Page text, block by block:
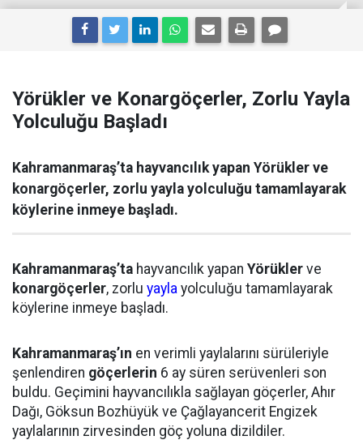
Yörükler ve Konargöçerler, Zorlu Yayla
Yolculuğu Başladı
Kahramanmaraş’ta hayvancılık yapan Yörükler ve
konargöçerler, zorlu yayla yolculuğu tamamlayarak
köylerine inmeye başladı.
Kahramanmaraş’ta hayvancılık yapan Yörükler ve
konargöçerler, zorlu yayla yolculuğu tamamlayarak
köylerine inmeye başladı.
Kahramanmaraş’ın en verimli yaylalarını sürüleriyle
şenlendiren göçerlerin 6 ay süren serüvenleri son
buldu. Geçimini hayvancılıkla sağlayan göçerler, Ahır
Dağı, Göksun Bozhüyük ve Çağlayancerit Engizek
yaylalarının zirvesinden göç yoluna dizildiler.